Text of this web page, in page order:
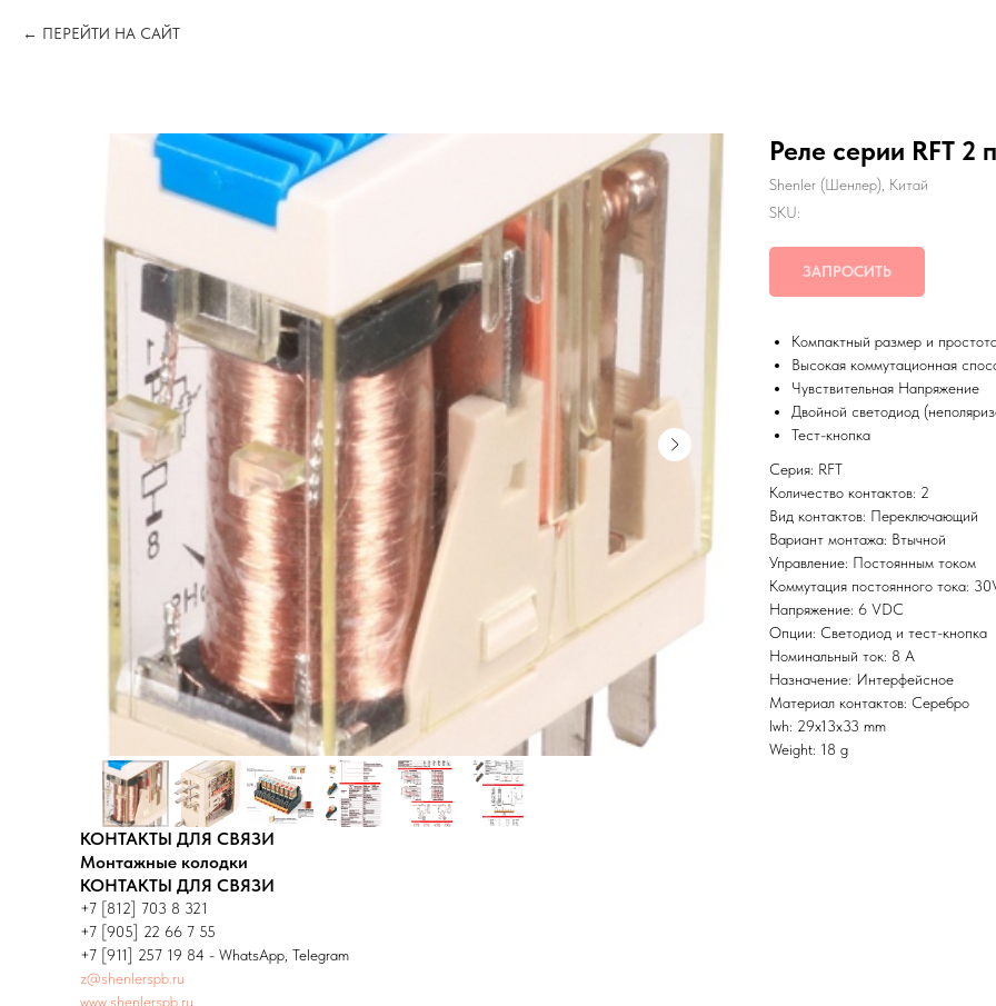
ПЕРЕЙТИ НА САЙТ
Реле серии RFT 2
Shenler (Шенлер), Китай
SKU:
ЗАПРОСИТЬ
Компактный размер и
Высокая коммутационная
Чувствительная Напряжение
Двойной светодиод
Тест-кнопка
Серия: RFT
Количество контактов: 2
Вид контактов: Переключающий
Вариант монтажа: Втычной
Управление: Постоянным током
Коммутация постоянного тока:
Напряжение: 6 VDC
Опции: Светодиод и тест-кнопка
Номинальный ток: 8 А
Назначение: Интерфейсное
Материал контактов: Серебро
lwh: 29x13x33 mm
Weight: 18 g
КОНТАКТЫ ДЛЯ СВЯЗИ
Монтажные колодки
КОНТАКТЫ ДЛЯ СВЯЗИ
+7 [812] 703 8 321
+7 [905] 22 66 7 55
+7 [911] 257 19 84 - WhatsApp, Telegram
z@shenlerspb.ru
www.shenlerspb.ru